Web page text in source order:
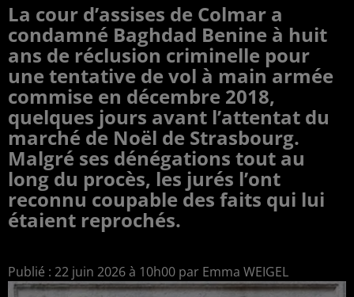
La cour d’assises de Colmar a
condamné Baghdad Benine à huit
ans de réclusion criminelle pour
une tentative de vol à main armée
commise en décembre 2018,
quelques jours avant l’attentat du
marché de Noël de Strasbourg.
Malgré ses dénégations tout au
long du procès, les jurés l’ont
reconnu coupable des faits qui lui
étaient reprochés.
Publié : 22 juin 2026 à 10h00 par Emma WEIGEL